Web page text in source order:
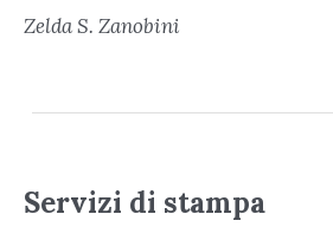
Zelda S. Zanobini
Servizi di stampa